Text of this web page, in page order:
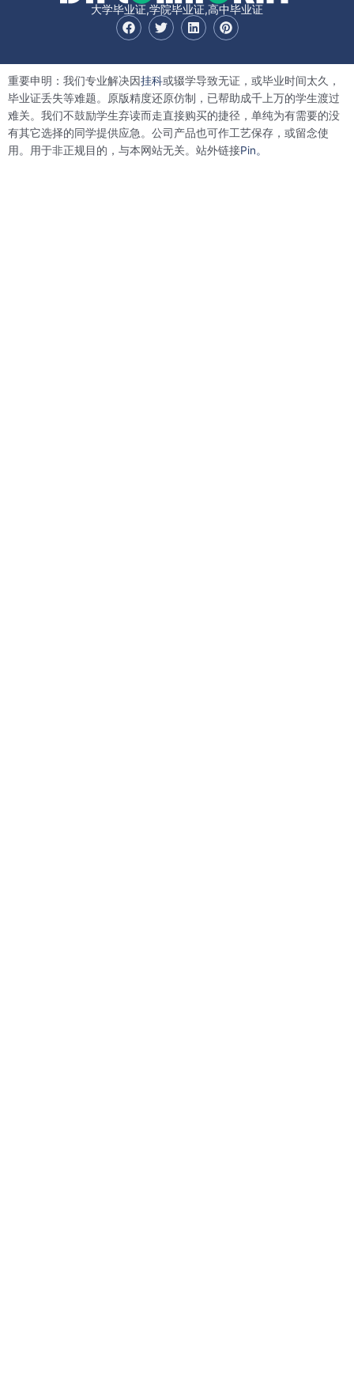
大学毕业证,学院毕业证,高中毕业证
F
a
o
o
k
T
w
t
e
r
L
i
d
i
n
P
i
r
e
s
t
重要申明：我们专业解决因挂科或辍学导致无证，或毕业时间太久，
毕业证丢失等难题。原版精度还原仿制，已帮助成千上万的学生渡过
难关。我们不鼓励学生弃读而走直接购买的捷径，单纯为有需要的没
有其它选择的同学提供应急。公司产品也可作工艺保存，或留念使
用。用于非正规目的，与本网站无关。站外链接Pin。